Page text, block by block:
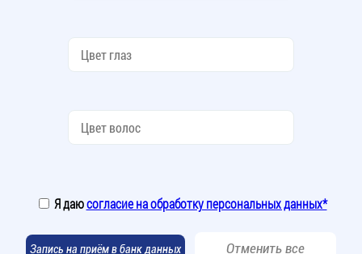
Я даюсогласие на обработку персональных данных*
Запись на приём в банк данных Отменить все